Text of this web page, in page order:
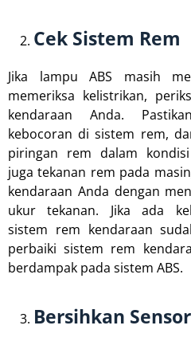
Cek Sistem Rem
Jika lampu ABS masih
memeriksa kelistrikan,
kendaraan Anda.
kebocoran di sistem rem,
piringan rem dalam
juga tekanan rem pada
kendaraan Anda dengan
ukur tekanan. Jika ada
sistem rem kendaraan
perbaiki sistem rem
berdampak pada sistem ABS.
Bersihkan